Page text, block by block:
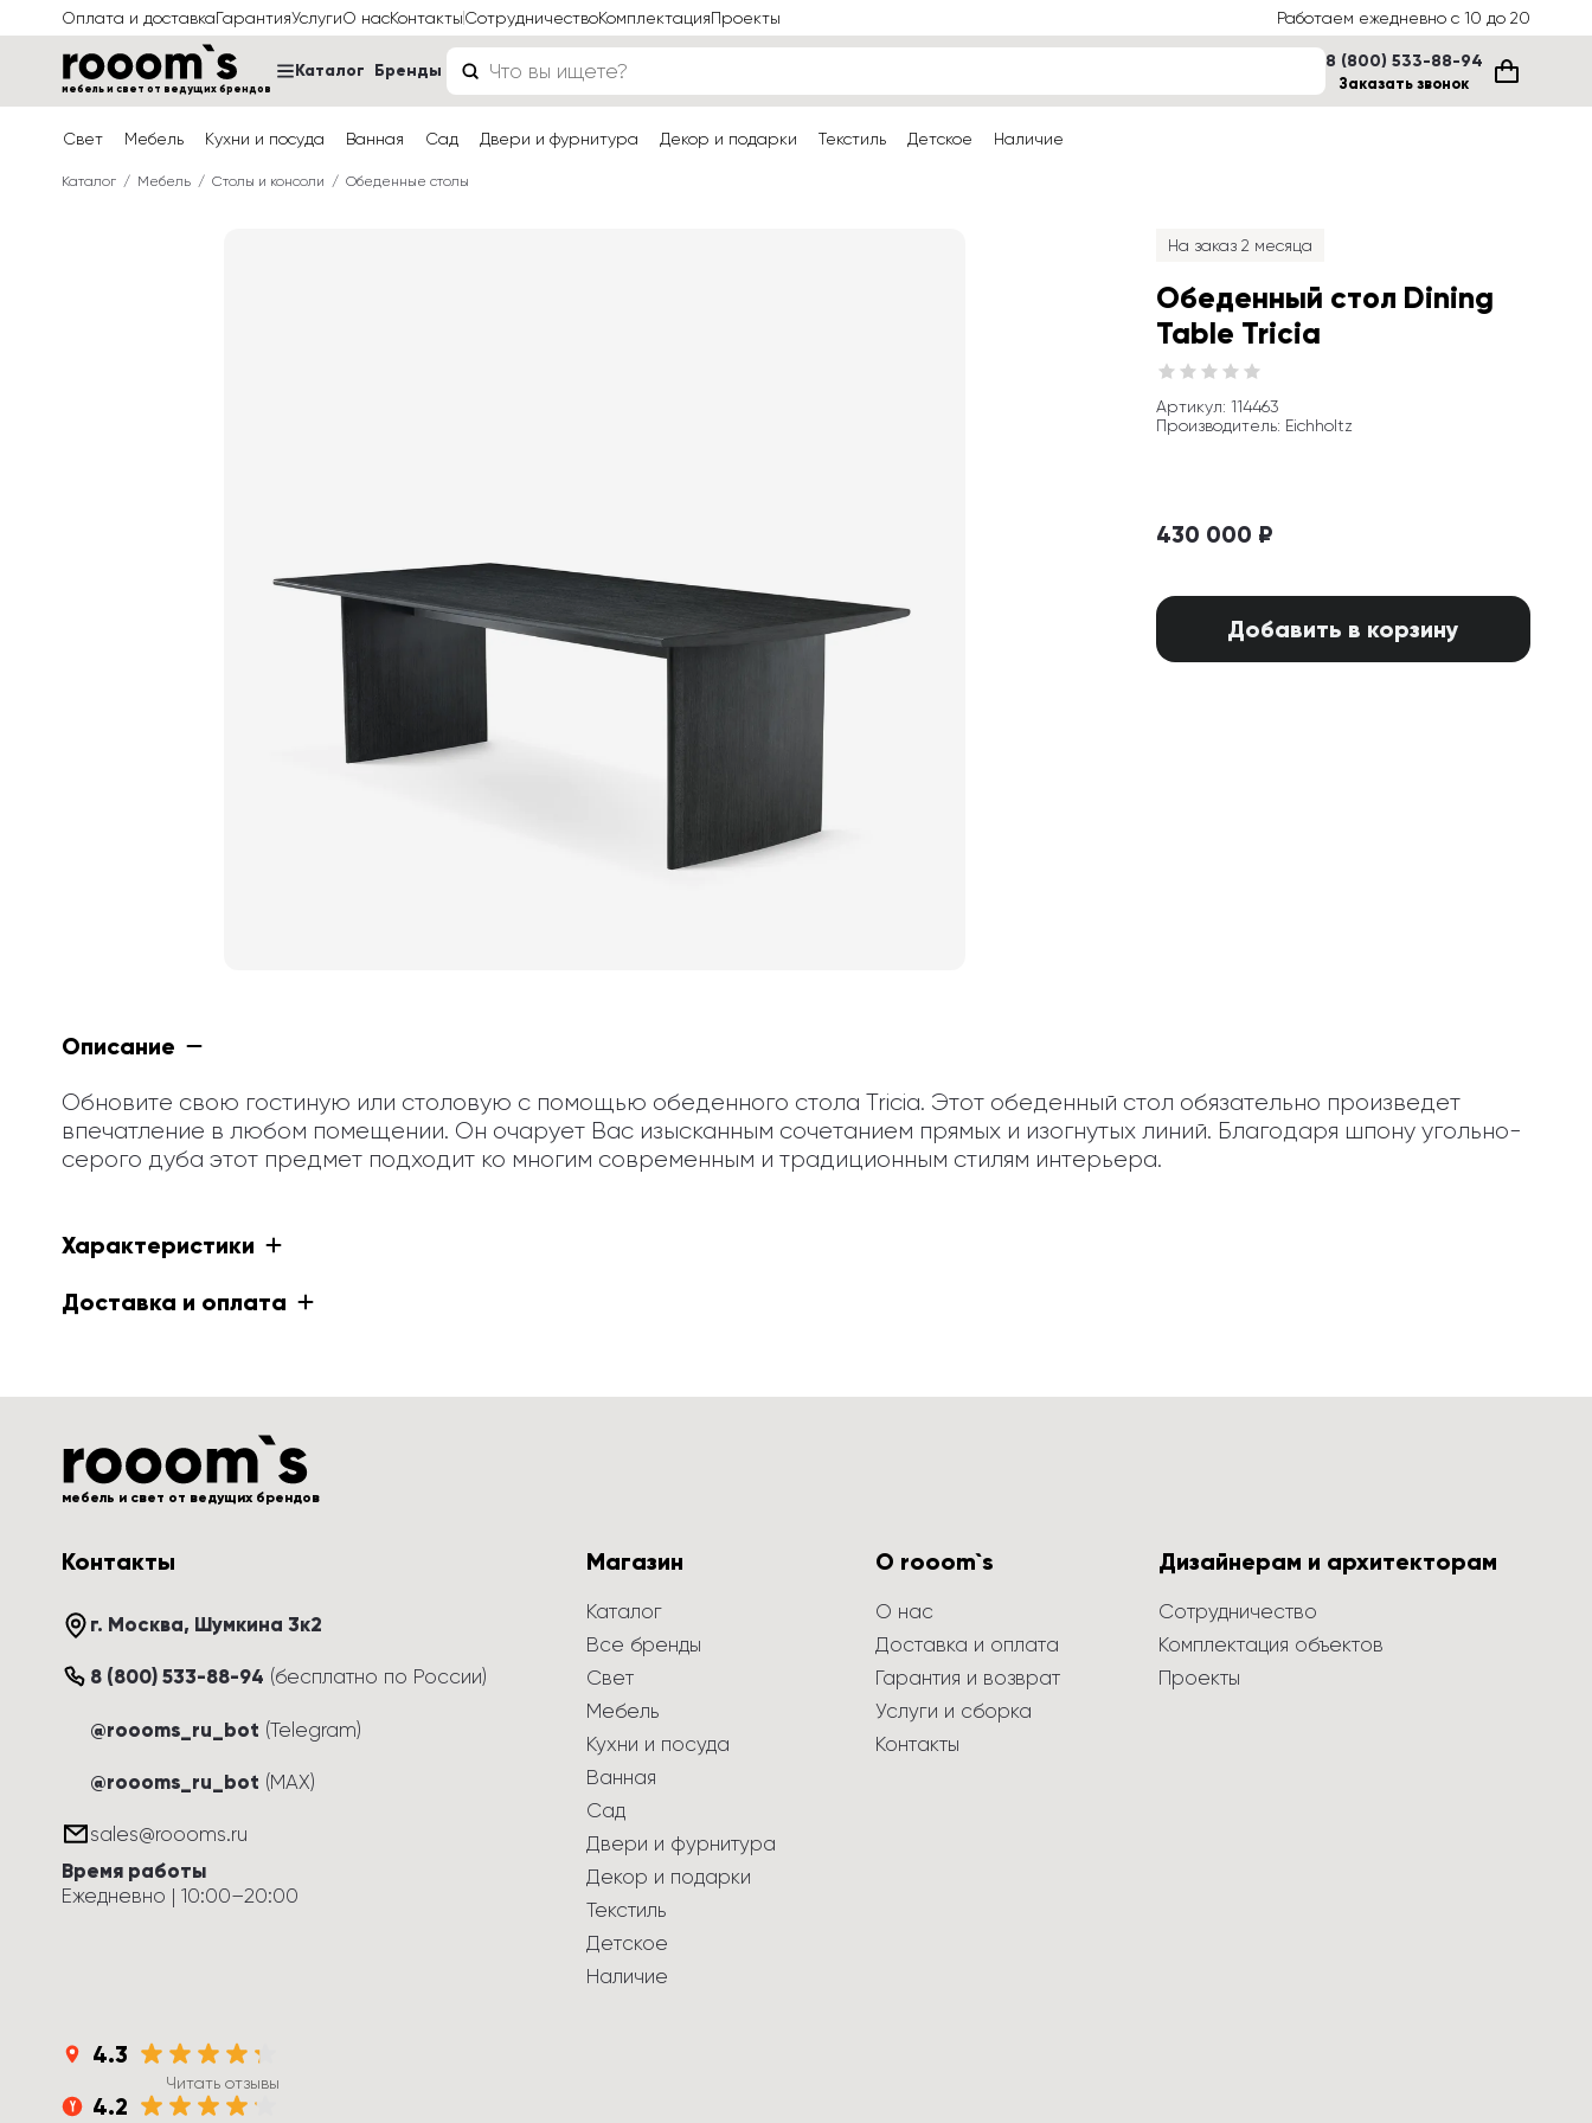
Оплата и доставкаГарантияУслугиО насКонтактыСотрудничествоКомплектацияПроекты Работаем ежедневно с 10 до 20
мебель и свет от ведущих брендов
Каталог Бренды 8 (800) 533-88-94
Заказать звонок
Свет Мебель Кухни и посуда Ванная Сад Двери и фурнитура Декор и подарки Текстиль Детское Наличие
Каталог Мебель Столы и консоли Обеденные столы
На заказ 2 месяца
Обеденный стол Dining
Table Tricia
Артикул: 114463
Производитель: Eichholtz
430 000 ₽
Добавить в корзину
Описание
Обновите свою гостиную или столовую с помощью обеденного стола Tricia. Этот обеденный стол обязательно произведет
впечатление в любом помещении. Он очарует Вас изысканным сочетанием прямых и изогнутых линий. Благодаря шпону угольно-
серого дуба этот предмет подходит ко многим современным и традиционным стилям интерьера.
Характеристики
Доставка и оплата
мебель и свет от ведущих брендов
Контакты
г. Москва, Шумкина 3к2
8 (800) 533-88-94 (бесплатно по России)
@roooms_ru_bot (Telegram)
@roooms_ru_bot (MAX)
sales@roooms.ru
Время работы
Ежедневно | 10:00–20:00
4.3
Читать отзывы
4.2
Магазин
Каталог
Все бренды
Свет
Мебель
Кухни и посуда
Ванная
Сад
Двери и фурнитура
Декор и подарки
Текстиль
Детское
Наличие
О rooom`s
О нас
Доставка и оплата
Гарантия и возврат
Услуги и сборка
Контакты
Дизайнерам и архитекторам
Сотрудничество
Комплектация объектов
Проекты